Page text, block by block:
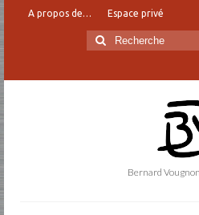
A propos de… Espace privé
Rechercher
:
Bernard